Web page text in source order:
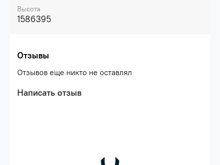
Высота
1586395
Отзывы
Отзывов еще никто не оставлял
Написать отзыв